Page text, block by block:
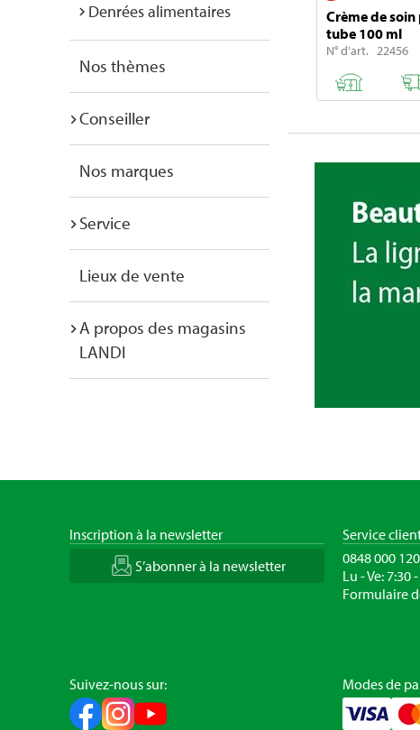
Denrées alimentaires
Nos thèmes
Conseiller
Nos marques
Service
Lieux de vente
A propos des magasins
LANDI
Crème de soin
tube 100 ml
N° d'art. 22456
Inscription à la newsletter
S’abonner à la newsletter
Service
0848 000 120
Lu - Ve: 7:30
Formulaire
Suivez-nous sur:
Modes de